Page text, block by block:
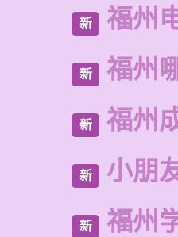
新 福州
新 福州
新 福州
新 小朋
新 福州